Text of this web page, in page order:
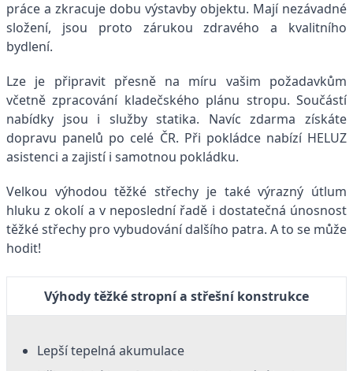
práce a zkracuje dobu výstavby objektu. Mají nezávadné
složení, jsou proto zárukou zdravého a kvalitního
bydlení.
Lze je připravit přesně na míru vašim požadavkům
včetně zpracování kladečského plánu stropu. Součástí
nabídky jsou i služby statika. Navíc zdarma získáte
dopravu panelů po celé ČR. Při pokládce nabízí HELUZ
asistenci a zajistí i samotnou pokládku.
Velkou výhodou těžké střechy je také výrazný útlum
hluku z okolí a v neposlední řadě i dostatečná únosnost
těžké střechy pro vybudování dalšího patra. A to se může
hodit!
Výhody těžké stropní a střešní konstrukce
Lepší tepelná akumulace